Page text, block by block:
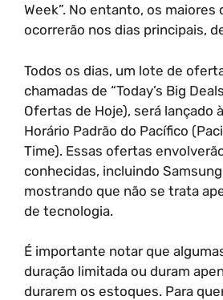
Week”. No entanto, os maiores
ocorrerão nos dias principais,
Todos os dias, um lote de
chamadas de “Today’s Big
Ofertas de Hoje), será lançado
Horário Padrão do Pacífico
Time). Essas ofertas
conhecidas, incluindo
mostrando que não se trata
de tecnologia.
É importante notar que
duração limitada ou duram
durarem os estoques. Para